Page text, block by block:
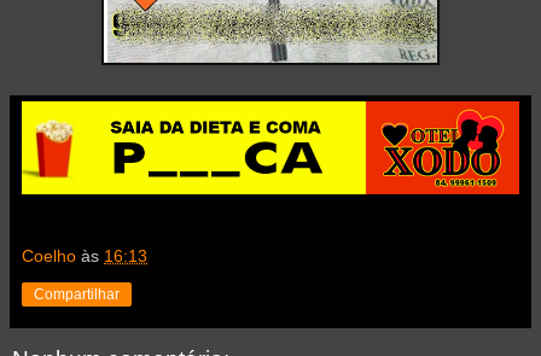
Coelho às 16:13
Compartilhar